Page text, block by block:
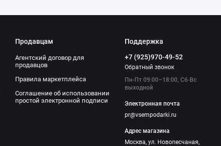
Продавцам
Агентский договор для
продавцов
Правила маркетплейса
Соглашение об использовании
простой электронной подписи
Поддержка
+7 (925)970-49-52
Обратный звонок
Пн-Пт 09:00–18:00, Сб-Вс
выходной
Электронная почта
pr@vsempodarki.ru
Адрес магазина
Москва, ул. Новопесчаная,